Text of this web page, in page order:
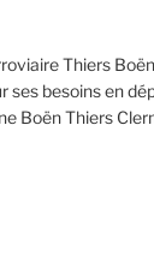
Thiers
ses besoins en
Boën Thiers